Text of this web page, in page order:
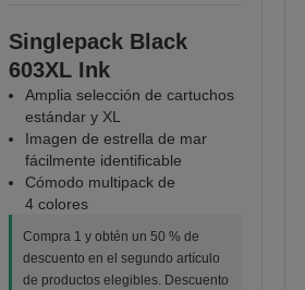
Singlepack Black
603XL Ink
Amplia selección de cartuchos
estándar y XL
Imagen de estrella de mar
fácilmente identificable
Cómodo multipack de
4 colores
Compra 1 y obtén un 50 % de
descuento en el segundo artículo
de productos elegibles. Descuento